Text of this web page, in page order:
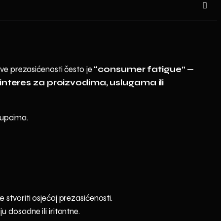
prezasićenosti često je “consumer fatigue” —
za proizvodima, uslugama ili
osjećaj prezasićenosti.
dosadne ili iritantne.